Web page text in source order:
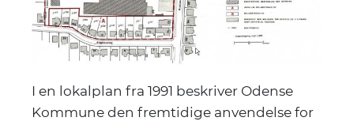
I en lokalplan fra 1991 beskriver Odense
Kommune den fremtidige anvendelse for